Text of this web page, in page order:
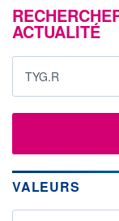
ACTUALITÉ
VALEURS